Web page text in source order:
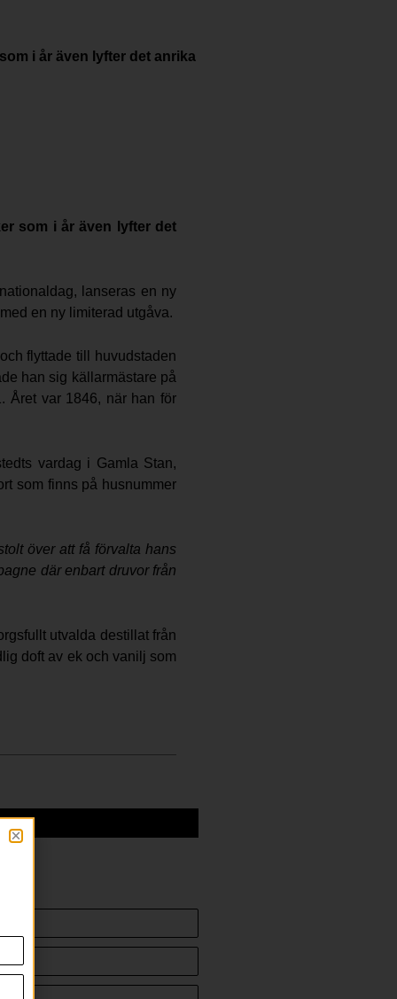
i år även lyfter det anrika
som i år även lyfter det
lanseras en ny
en ny limiterad utgåva.
flyttade till huvudstaden
han sig källarmästare på
Året var 1846, när han för
vardag i Gamla Stan,
som finns på husnummer
över att få förvalta hans
där enbart druvor från
utvalda destillat från
doft av ek och vanilj som